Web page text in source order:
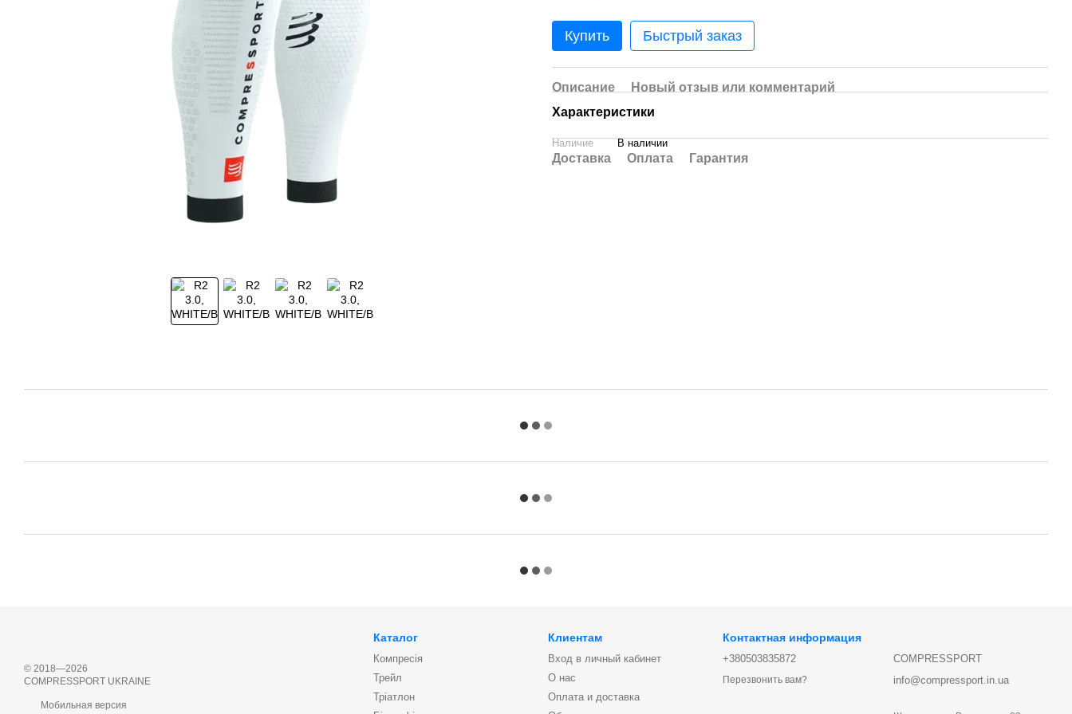
Купить Быстрый заказ
Описание
Новый отзыв или комментарий
Характеристики
Наличие В наличии
Доставка Оплата Гарантия
© 2018—2026
COMPRESSPORT UKRAINE
Мобильная версия
Каталог
Компресія
Трейл
Тріатлон
Клиентам
Вход в личный кабинет
О нас
Оплата и доставка
Контактная информация
+380503835872
Перезвонить вам?
COMPRESSPORT
info@compressport.in.ua